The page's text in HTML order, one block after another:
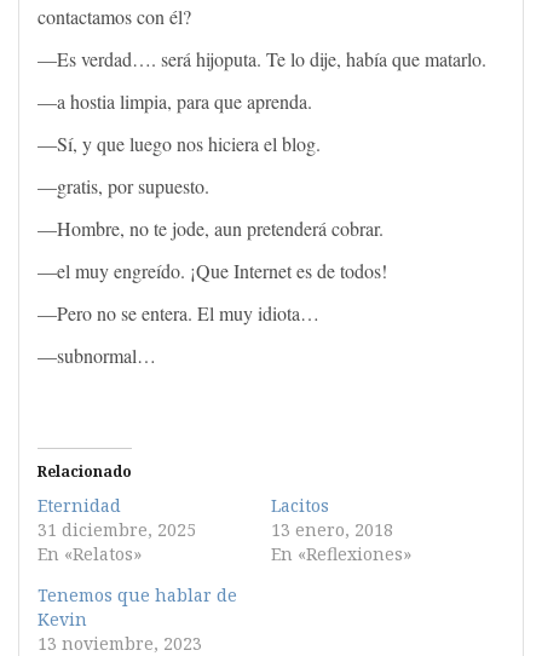
contactamos con él?
—Es verdad…. será hijoputa. Te lo dije, había que matarlo.
—a hostia limpia, para que aprenda.
—Sí, y que luego nos hiciera el blog.
—gratis, por supuesto.
—Hombre, no te jode, aun pretenderá cobrar.
—el muy engreído. ¡Que Internet es de todos!
—Pero no se entera. El muy idiota…
—subnormal…
Relacionado
Eternidad
31 diciembre, 2025
En «Relatos»
Lacitos
13 enero, 2018
En «Reflexiones»
Tenemos que hablar de
Kevin
13 noviembre, 2023